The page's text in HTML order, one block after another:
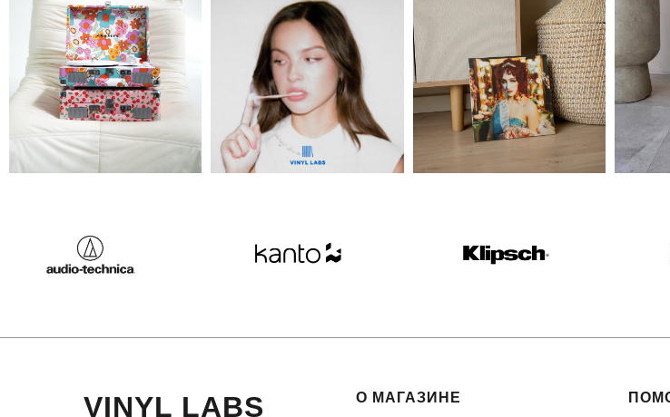
VINYL LABS О МАГАЗИНЕ